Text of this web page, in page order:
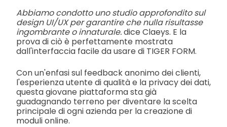
Abbiamo condotto uno studio approfondito sul
design UI/UX per garantire che nulla risultasse
ingombrante o innaturale.dice Claeys. E la
prova di ciò è perfettamente mostrata
dall'interfaccia facile da usare di TIGER FORM.
Con un'enfasi sul feedback anonimo dei clienti,
l'esperienza utente di qualità e la privacy dei dati,
questa giovane piattaforma sta già
guadagnando terreno per diventare la scelta
principale di ogni azienda per la creazione di
moduli online.